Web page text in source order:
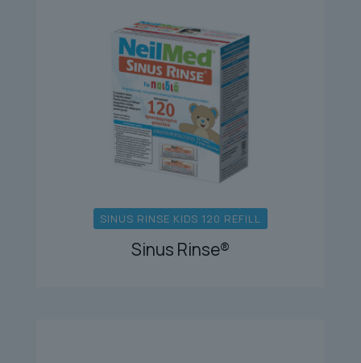
SINUS RINSE KIDS 120 REFILL
Sinus Rinse®